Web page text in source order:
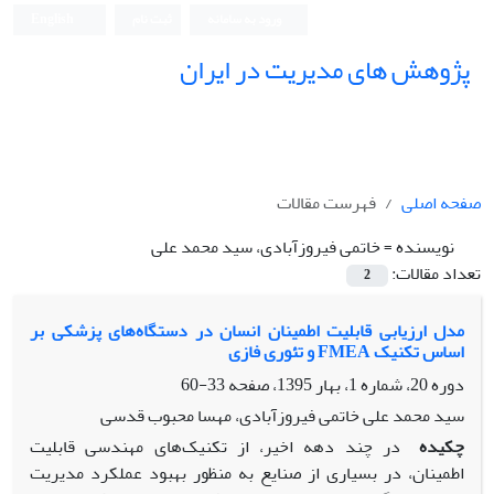
پژوهش های مدیریت در ایران
صفحه اصلی
فهرست مقالات
نویسنده =خاتمی فیروزآبادی، سید محمد علی
تعداد مقالات:
2
مدل ارزیابی قابلیت اطمینان انسان در دستگاه‌های پزشکی بر
اساس تکنیک FMEA و تئوری فازی
دوره 20، شماره 1، بهار 1395، صفحه
33-60
سید محمد علی خاتمی فیروزآبادی، مهسا محبوب قدسی
چکیده در چند دهه اخیر، از تکنیک‌های مهندسی قابلیت
اطمینان، در بسیاری از صنایع به منظور بهبود عملکرد مدیریت